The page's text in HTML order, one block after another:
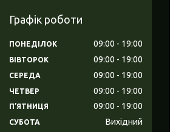
Графік роботи
ПОНЕДІЛОК 09:00 19:00
ВІВТОРОК 09:00 19:00
СЕРЕДА 09:00 19:00
ЧЕТВЕР 09:00 19:00
ПʼЯТНИЦЯ 09:00 19:00
СУБОТА Вихідний